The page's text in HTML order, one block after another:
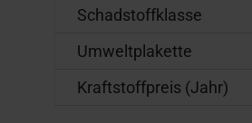
Schadstoffklasse
Umweltplakette
Kraftstoffpreis (Jahr)